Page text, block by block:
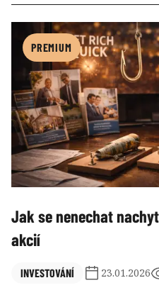
PREMIUM
Jak se nenechat
akcií
INVESTOVÁNÍ 23.01.2026